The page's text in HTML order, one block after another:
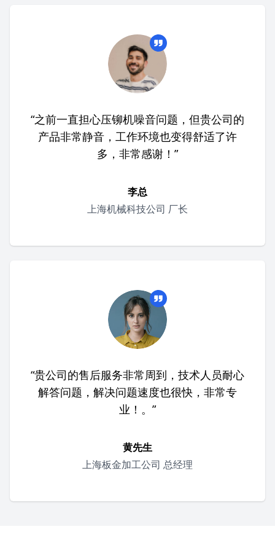
“之前一直担心压铆机噪音问题，但贵公司的
产品非常静音，工作环境也变得舒适了许
多，非常感谢！”
李总
上海机械科技公司 厂长
“贵公司的售后服务非常周到，技术人员耐心
解答问题，解决问题速度也很快，非常专
业！。”
黄先生
上海板金加工公司 总经理